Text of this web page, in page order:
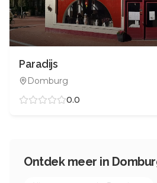
Paradijs
Domburg
0.0
Ontdek meer in